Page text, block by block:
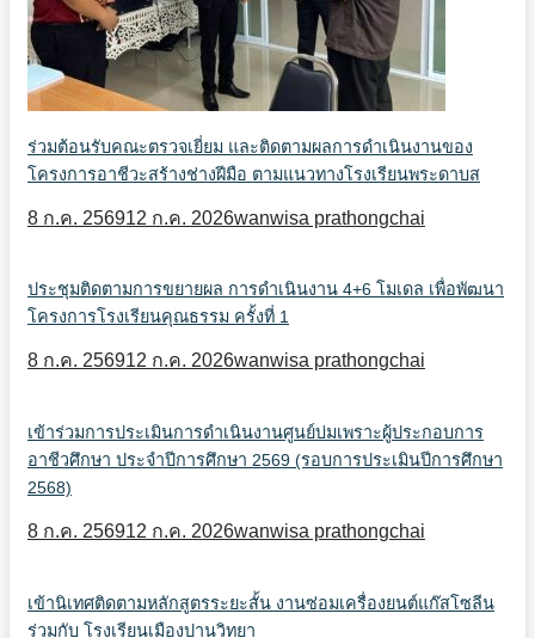
ร่วมต้อนรับคณะตรวจเยี่ยม และติดตามผลการดำเนินงานของ
โครงการอาชีวะสร้างช่างฝีมือ ตามแนวทางโรงเรียนพระดาบส
8 ก.ค. 256912 ก.ค. 2026wanwisa prathongchai
ประชุมติดตามการขยายผล การดำเนินงาน 4+6 โมเดล เพื่อพัฒนา
โครงการโรงเรียนคุณธรรม ครั้งที่ 1
8 ก.ค. 256912 ก.ค. 2026wanwisa prathongchai
เข้าร่วมการประเมินการดำเนินงานศูนย์บ่มเพราะผู้ประกอบการ
อาชีวศึกษา ประจำปีการศึกษา 2569 (รอบการประเมินปีการศึกษา
2568)
8 ก.ค. 256912 ก.ค. 2026wanwisa prathongchai
เข้านิเทศติดตามหลักสูตรระยะสั้น งานซ่อมเครื่องยนต์แก๊สโซลีน
ร่วมกับ โรงเรียนเมืองปานวิทยา